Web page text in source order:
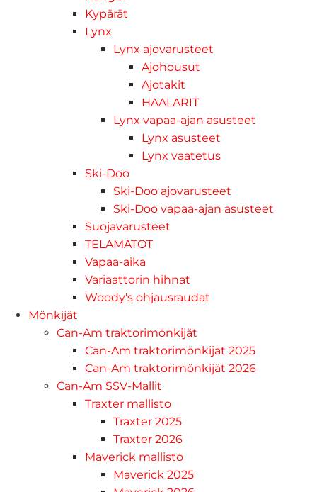
Kypärät
Lynx
Lynx ajovarusteet
Ajohousut
Ajotakit
HAALARIT
Lynx vapaa-ajan asusteet
Lynx asusteet
Lynx vaatetus
Ski-Doo
Ski-Doo ajovarusteet
Ski-Doo vapaa-ajan asusteet
Suojavarusteet
TELAMATOT
Vapaa-aika
Variaattorin hihnat
Woody's ohjausraudat
Mönkijät
Can-Am traktorimönkijät
Can-Am traktorimönkijät 2025
Can-Am traktorimönkijät 2026
Can-Am SSV-Mallit
Traxter mallisto
Traxter 2025
Traxter 2026
Maverick mallisto
Maverick 2025